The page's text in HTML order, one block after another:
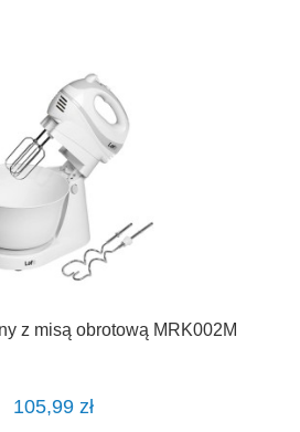
z misą obrotową MRK002M
105,99 zł